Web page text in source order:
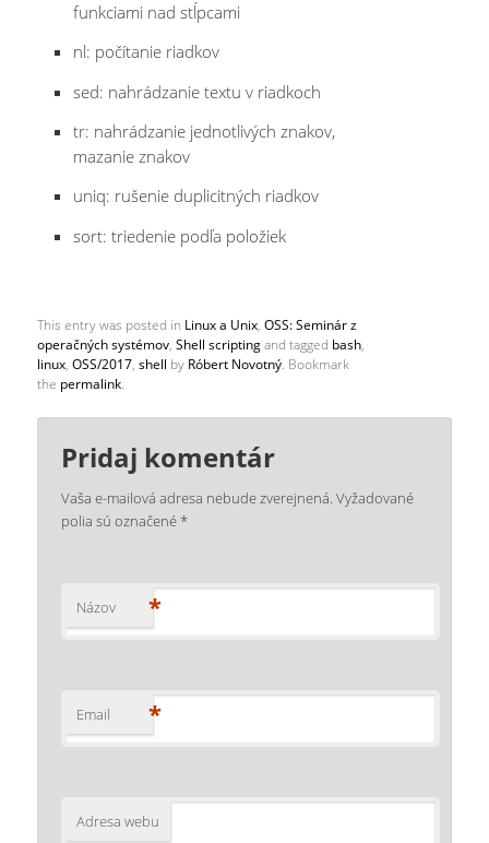
funkciami nad stĺpcami
nl: počítanie riadkov
sed: nahrádzanie textu v riadkoch
tr: nahrádzanie jednotlivých znakov,
mazanie znakov
uniq: rušenie duplicitných riadkov
sort: triedenie podľa položiek
This entry was posted in Linux a Unix,OSS: Seminár z
operačných systémov,Shell scriptingand tagged bash,
linux,OSS/2017,shell by Róbert Novotný. Bookmark
the permalink.
Pridaj komentár
Vaša e-mailová adresa nebude zverejnená. Vyžadované
polia sú označené*
Názov *
Email *
Adresa webu